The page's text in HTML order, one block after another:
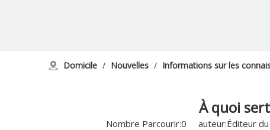
Domicile / Nouvelles / Informations sur les
À quoi
Nombre Parcourir:0 auteur:Éditeur